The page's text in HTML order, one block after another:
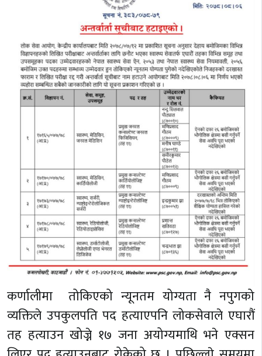
कर्णालीमा तोकिएको न्यूनतम योग्यता नै नपुगको
व्यक्तिले उपकुलपति पद हत्याएपनि लोकसेवाले एघारौं
तह हत्याउन खोज्ने १७ जना अयोग्यमाथि भने एक्सन